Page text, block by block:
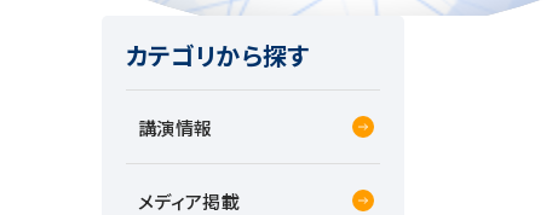
カテゴリから探す
講演情報
メディア掲載